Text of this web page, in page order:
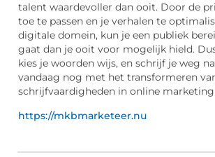
talent waardevoller dan ooit. Door de
toe te passen en je verhalen te
digitale domein, kun je een publiek
gaat dan je ooit voor mogelijk hield.
kies je woorden wijs, en schrijf je weg
vandaag nog met het transformeren
schrijfvaardigheden in online
https://mkbmarketeer.nu